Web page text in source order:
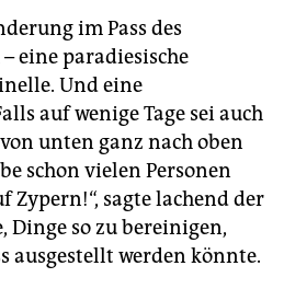
im Pass des
eine paradiesische
Und eine
auf wenige Tage sei auch
unten ganz nach oben
schon vielen Personen
Zypern!“, sagte lachend der
Dinge so zu bereinigen,
ausgestellt werden könnte.